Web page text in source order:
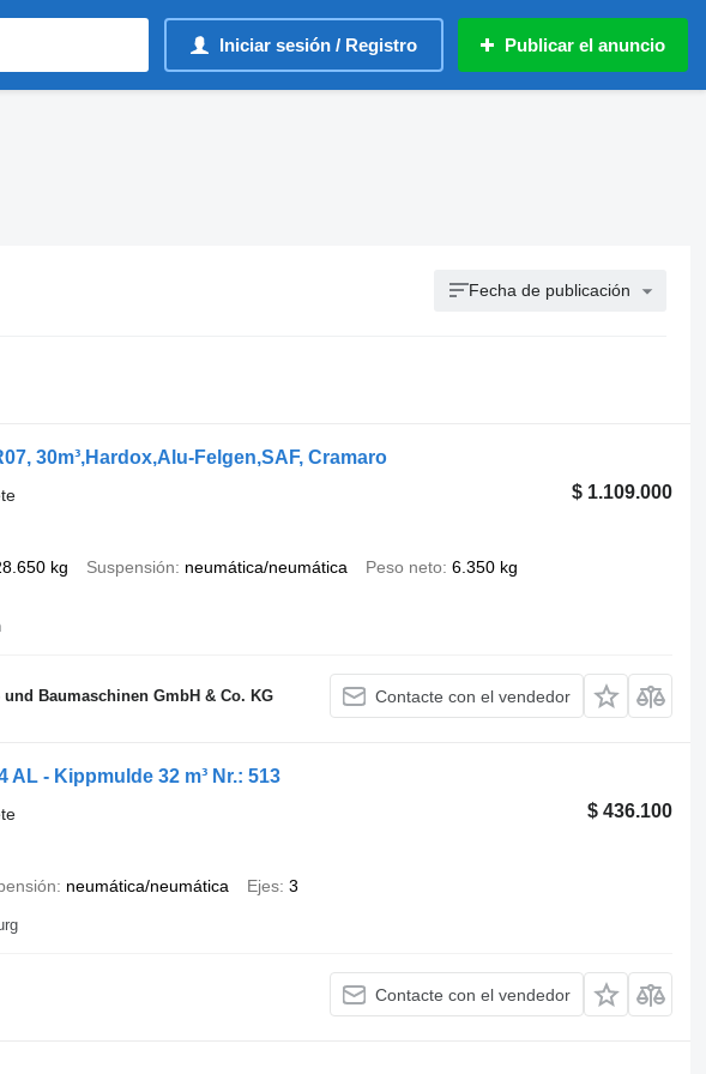
Iniciar sesión / Registro Publicar el anuncio
Fecha de publicación
30m³,Hardox,Alu-Felgen,SAF, Cramaro
$ 1.109.000
kg Suspensión neumática/neumática Peso neto 6.350 kg
Baumaschinen GmbH & Co. KG Contacte con el vendedor
AL - Kippmulde 32 m³ Nr.: 513
$ 436.100
neumática/neumática Ejes 3
Contacte con el vendedor